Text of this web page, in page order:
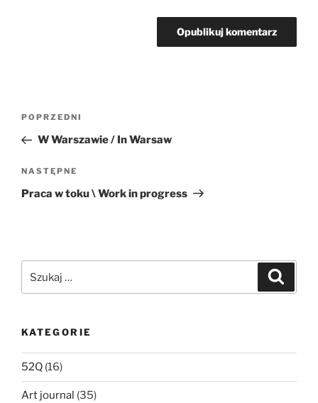
Nawigacja
Poprzedni
wpis
POPRZEDNI
W Warszawie / In Warsaw
Następny
wpis
NASTĘPNE
Praca w toku \ Work in progress
KATEGORIE
52Q (16)
Art journal (35)